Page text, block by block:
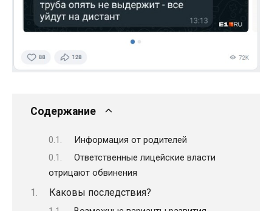
Содержание
Информация от родителей
Ответственные лицейские власти
отрицают обвинения
Каковы последствия?